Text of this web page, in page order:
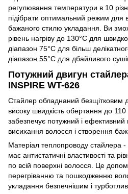
регулювання температури в 10
підібрати оптимальний режим для
бажаного стилю укладання. Ви
рівень нагріву до 130°C для
діапазон 75°C для більш
діапазон 55°C для дбайливого
Потужний двигун
INSPIRE WT-626
Стайлер обладнаний безщітковим
високу швидкість обертання до
забезпечує потужний і ефективний
висихання волосся і створення
Матеріал теплопроводу стайлера -
має антистатичні властивості та
по всій поверхні волосся. Це
перегріванню та пошкодженню
укладання безпечнішим і